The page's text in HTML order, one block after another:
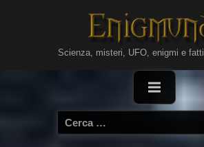
Scienza, misteri, UFO, enigmi e
Ricerca
per: